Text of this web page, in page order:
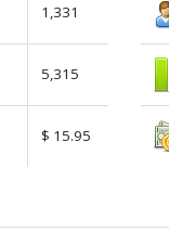
1,331
5,315
$ 15.95